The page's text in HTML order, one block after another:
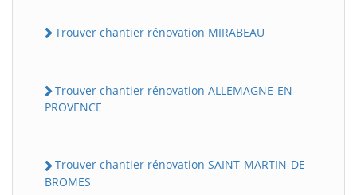
Trouver chantier rénovation MIRABEAU
Trouver chantier rénovation ALLEMAGNE-EN-
PROVENCE
Trouver chantier rénovation SAINT-MARTIN-DE-
BROMES